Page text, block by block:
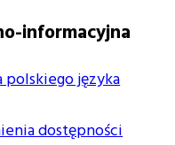
informacyjna
polskiego języka
dostępności